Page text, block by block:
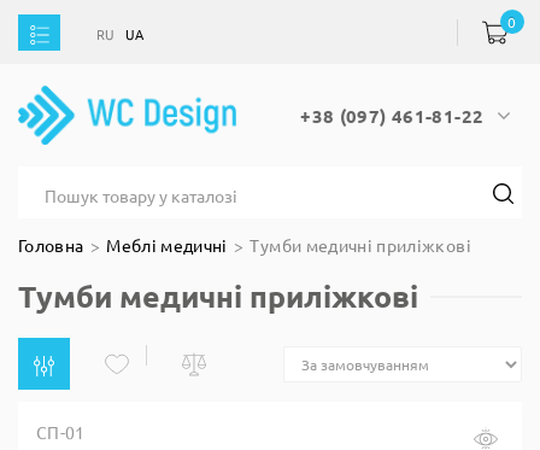
UA
+38 (097) 461-81-22
RU UA
0
Головна Меблі медичні Тумби медичні приліжкові
Тумби медичні приліжкові
СП-01